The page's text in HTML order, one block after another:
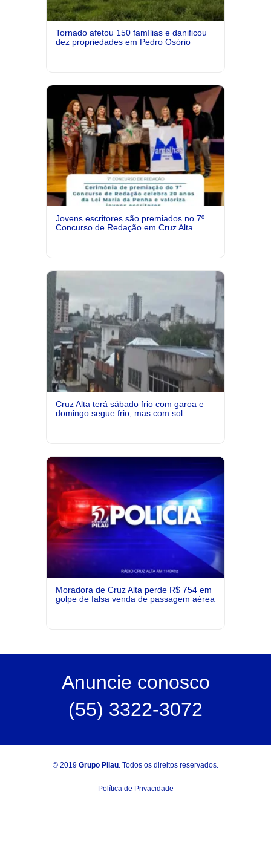
Tornado afetou 150 famílias e danificou
dez propriedades em Pedro Osório
Jovens escritores são premiados no 7º
Concurso de Redação em Cruz Alta
Cruz Alta terá sábado frio com garoa e
domingo segue frio, mas com sol
Moradora de Cruz Alta perde R$ 754 em
golpe de falsa venda de passagem aérea
Anuncie conosco
(55) 3322-3072
© 2019 Grupo Pilau. Todos os direitos reservados.
Política de Privacidade